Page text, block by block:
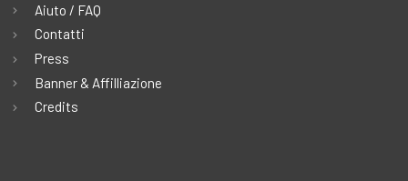
Aiuto / FAQ
Contatti
Press
Banner & Affilliazione
Credits